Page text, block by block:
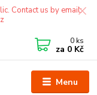
Contact us by email:
Menu
0 ks
za 0 Kč